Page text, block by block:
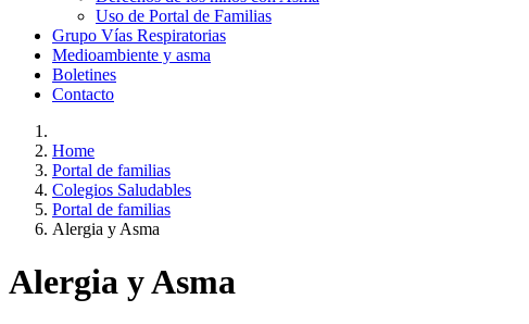
Uso de Portal de Familias
Grupo Vías Respiratorias
Medioambiente y asma
Boletines
Contacto
Home
Portal de familias
Colegios Saludables
Portal de familias
Alergia y Asma
Alergia y Asma